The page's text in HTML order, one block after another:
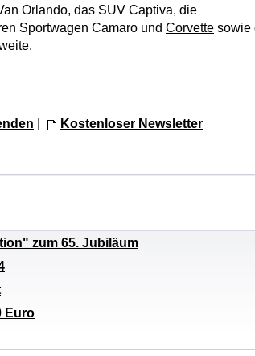
Orlando, das SUV Captiva, die
Sportwagen Camaro und Corvette sowie
Kostenloser Newsletter
zum 65. Jubiläum
Euro